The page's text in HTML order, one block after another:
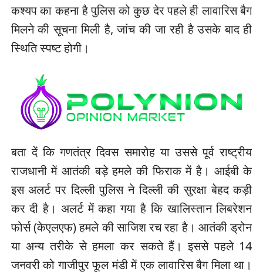
कश्यप का कहना है पुलिस को कुछ देर पहले ही लावारिस बैग
मिलने की सूचना मिली है, जांच की जा रही है उसके बाद ही
स्थिति स्पष्ट होगी।
बता दें कि गणतंत्र दिवस समारोह या उससे पूर्व राष्ट्रीय
राजधानी में आतंकी बड़े हमले की फिराक में है। आईबी के
इस अलर्ट पर दिल्ली पुलिस ने दिल्ली की सुरक्षा बेहद कड़ी
कर दी है। अलर्ट में कहा गया है कि खालिस्तान लिबरेशन
फोर्स (केएलएफ) हमले की साजिश रच रहा है। आतंकी ड्रोन
या अन्य तरीके से हमला कर सकते हैं। इससे पहले 14
जनवरी को गाजीपुर फूल मंडी में एक लावारिस बैग मिला था।